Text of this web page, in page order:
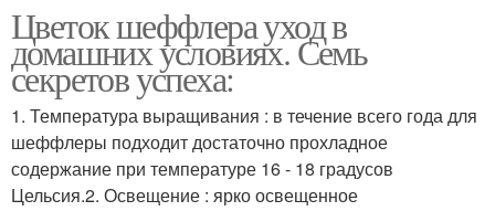
Цветок шеффлера уход в
домашних условиях. Семь
секретов успеха:
1. Температура выращивания : в течение всего года для
шеффлеры подходит достаточно прохладное
содержание при температуре 16 - 18 градусов
Цельсия.2. Освещение : ярко освещенное